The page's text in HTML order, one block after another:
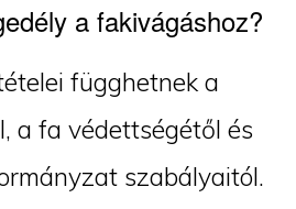
a fakivágáshoz?
függhetnek a
a fa védettségétől és
szabályaitól.